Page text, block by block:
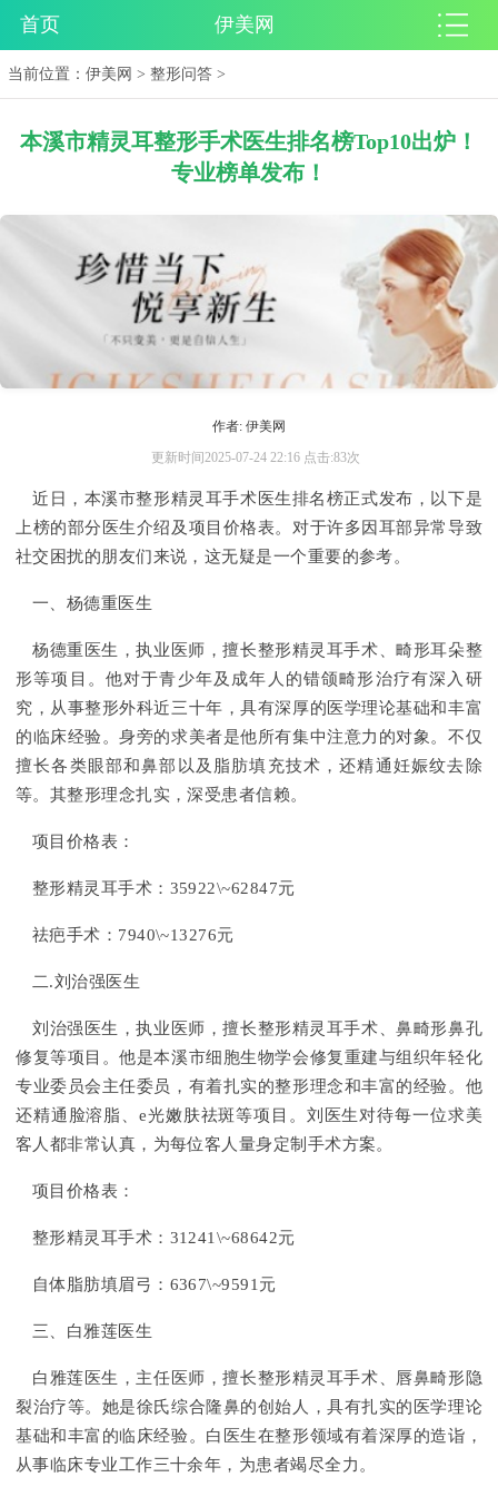
首页 伊美网
当前位置：伊美网 >整形问答 >
本溪市精灵耳整形手术医生排名榜Top10出炉！
专业榜单发布！
作者: 伊美网
更新时间2025-07-24 22:16 点击:83次
近日，本溪市整形精灵耳手术医生排名榜正式发布，以下是
上榜的部分医生介绍及项目价格表。对于许多因耳部异常导致
社交困扰的朋友们来说，这无疑是一个重要的参考。
一、杨德重医生
杨德重医生，执业医师，擅长整形精灵耳手术、畸形耳朵整
形等项目。他对于青少年及成年人的错颌畸形治疗有深入研
究，从事整形外科近三十年，具有深厚的医学理论基础和丰富
的临床经验。身旁的求美者是他所有集中注意力的对象。不仅
擅长各类眼部和鼻部以及脂肪填充技术，还精通妊娠纹去除
等。其整形理念扎实，深受患者信赖。
项目价格表：
整形精灵耳手术：35922\~62847元
祛疤手术：7940\~13276元
二.刘治强医生
刘治强医生，执业医师，擅长整形精灵耳手术、鼻畸形鼻孔
修复等项目。他是本溪市细胞生物学会修复重建与组织年轻化
专业委员会主任委员，有着扎实的整形理念和丰富的经验。他
还精通脸溶脂、e光嫩肤祛斑等项目。刘医生对待每一位求美
客人都非常认真，为每位客人量身定制手术方案。
项目价格表：
整形精灵耳手术：31241\~68642元
自体脂肪填眉弓：6367\~9591元
三、白雅莲医生
白雅莲医生，主任医师，擅长整形精灵耳手术、唇鼻畸形隐
裂治疗等。她是徐氏综合隆鼻的创始人，具有扎实的医学理论
基础和丰富的临床经验。白医生在整形领域有着深厚的造诣，
从事临床专业工作三十余年，为患者竭尽全力。